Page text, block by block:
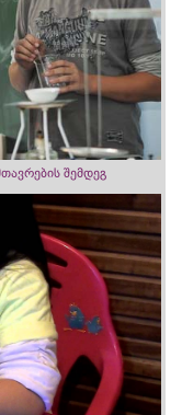
შემდეგ